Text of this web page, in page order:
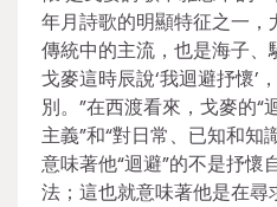
年月詩歌的明顯特征之一，
傳統中的主流，也是海子、
戈麥這時辰說‘我迴避抒懷’
別。”在西渡看來，戈麥的“
主義”和“對日常、已知和知
意味著他“迴避”的不是抒懷
法；這也就意味著他是在尋